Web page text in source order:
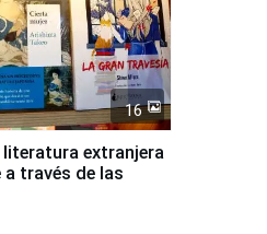
16
literatura extranjera
a través de las